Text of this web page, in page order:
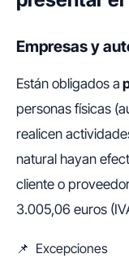
Empresas y
Están obligados a
personas físicas
realicen
natural hayan
cliente o
3.005,06 euros
📌 Excepciones